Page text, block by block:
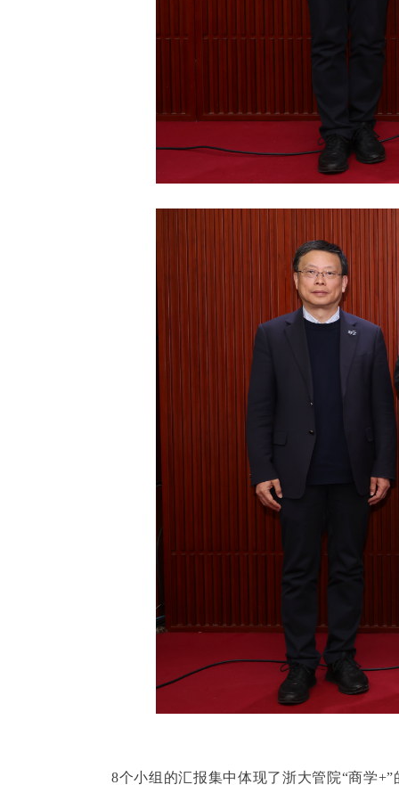
8个小组的汇报集中体现了浙大管院“商学